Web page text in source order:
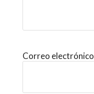
Correo electrónico